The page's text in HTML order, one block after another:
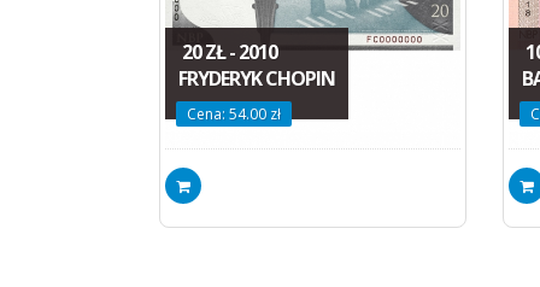
20 ZŁ - 2010
FRYDERYK CHOPIN
Cena: 54.00 zł